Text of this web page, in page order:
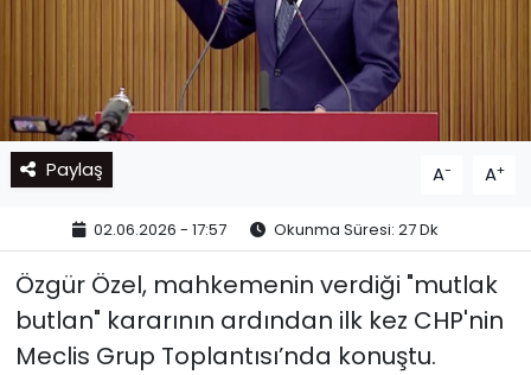
Paylaş A- A+
02.06.2026 - 17:57 Okunma Süresi: 27 Dk
Özgür Özel, mahkemenin verdiği "mutlak
butlan" kararının ardından ilk kez CHP'nin
Meclis Grup Toplantısı’nda konuştu.